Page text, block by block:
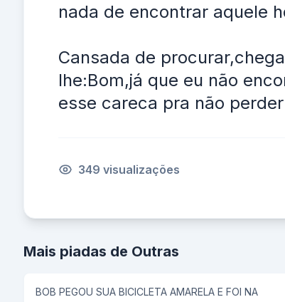
nada de encontrar aquele
Cansada de
lhe:Bom,já que eu não
esse careca pra não
349 visualizações
Mais piadas de Outras
BOB PEGOU SUA BICICLETA AMARELA E FOI NA